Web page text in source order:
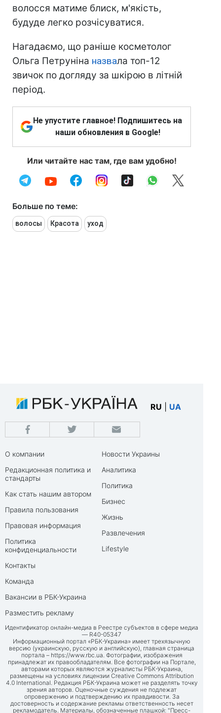
волосся матиме блиск, м'якість,
будуде легко розчісуватися.
Нагадаємо, що раніше косметолог
Ольга Петруніна назвала топ-12
звичок по догляду за шкірою в літній
період.
Не упустите главное! Подпишитесь на
наши обновления в Google!
Или читайте нас там, где вам удобно!
Больше по теме:
волосы Красота уход
RU UA
О компании
Редакционная политика и
стандарты
Как стать нашим автором
Правила пользования
Правовая информация
Политика
конфиденциальности
Контакты
Команда
Вакансии в РБК-Украина
Разместить рекламу
Новости Украины
Аналитика
Политика
Бизнес
Жизнь
Развлечения
Lifestyle
Идентификатор онлайн-медиа в Реестре субъектов в сфере медиа
— R40-05347
Информационный портал «РБК-Украина» имеет трехязычную
версию (украинскую, русскую и английскую), главная страница
портала – https://www.rbc.ua . Фотографии, изображения
принадлежат их правообладателям. Все фотографии на Портале,
авторами которых являются журналисты РБК-Украина,
размещены на условиях лицензии Creative Commons Attribution
4.0 International. Редакция РБК-Украина может не разделять точку
зрения авторов. Оценочные суждения не подлежат
опровержению и подтверждению их правдивости. За
достоверность и содержание рекламы ответственность несет
рекламодатель. Материалы, обозначенные плашкой: "Пресс-